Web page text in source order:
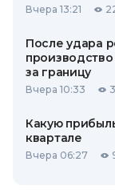
Вчера 13:21
После удара
за границу
Вчера 10:33
Какую
квартале
Вчера 06:27